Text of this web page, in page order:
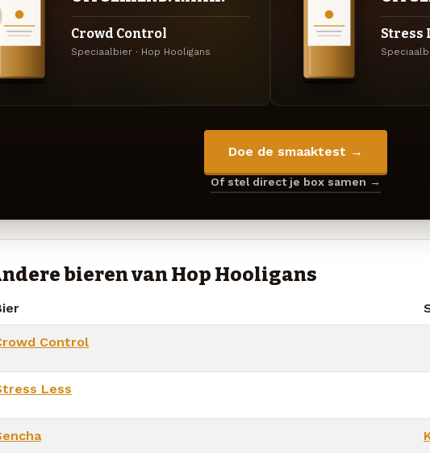
Crowd Control
Speciaalbier · Hop Hooligans
Stress
Doe de smaaktest →
Of stel direct je box samen →
bieren van Hop Hooligans
Control
Less